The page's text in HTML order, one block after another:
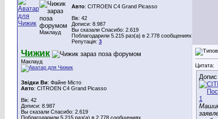
Маклауд
Авто: CITROEN C4 Grand Picasso
Вік: 42
Дописи: 8.987
Вы сказали Спасибо: 2.619
Поблагодарили 5.215 раз(а) в 2.778 сообщениях
Репутація: 3
Чижик
Маклауд
Звідки Ви: Файне Місто
Авто: CITROEN C4 Grand Picasso
Вік: 42
Дописи: 8.987
Вы сказали Спасибо: 2.619
Поблагодарили 5.215 раз(а) в 2.778 сообщениях
Цитата: